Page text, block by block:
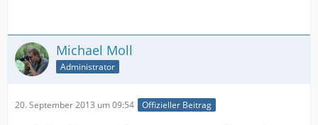
Michael Moll
Administrator
20. September 2013 um 09:54 Offizieller Beitrag